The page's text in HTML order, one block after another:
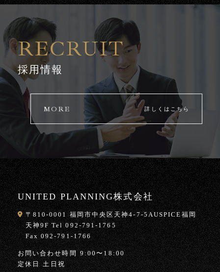
RECRUIT
採用情報
MORE 詳しくはこちら
UNITED PLANNING株式会社
〒810-0001 福岡市中央区天神4-7-5AUSPICE福岡
天神9F Tel 092-791-1765
Fax 092-791-1766
お問い合わせ時間 9:00〜18:00
定休日
土日祝